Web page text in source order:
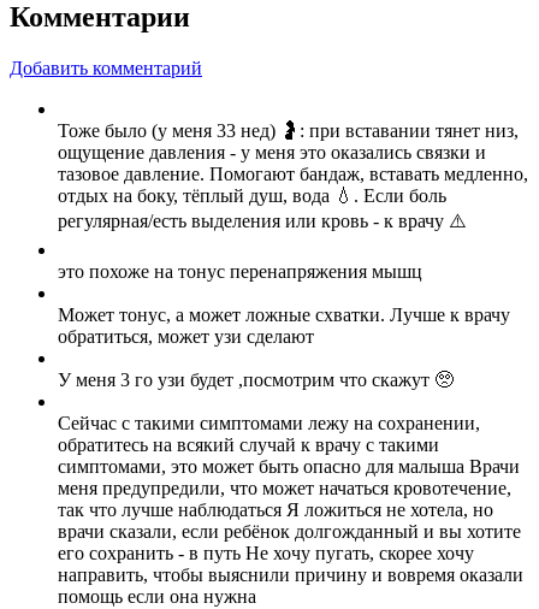
Комментарии
Добавить комментарий
Тоже было (у меня 33 нед) 🤰: при вставании тянет низ,
ощущение давления - у меня это оказались связки и
тазовое давление. Помогают бандаж, вставать медленно,
отдых на боку, тёплый душ, вода 💧. Если боль
регулярная/есть выделения или кровь - к врачу ⚠️
это похоже на тонус перенапряжения мышц
Может тонус, а может ложные схватки. Лучше к врачу
обратиться, может узи сделают
У меня 3 го узи будет ,посмотрим что скажут 🥺
Сейчас с такими симптомами лежу на сохранении,
обратитесь на всякий случай к врачу с такими
симптомами, это может быть опасно для малыша Врачи
меня предупредили, что может начаться кровотечение,
так что лучше наблюдаться Я ложиться не хотела, но
врачи сказали, если ребёнок долгожданный и вы хотите
его сохранить - в путь Не хочу пугать, скорее хочу
направить, чтобы выяснили причину и вовремя оказали
помощь если она нужна